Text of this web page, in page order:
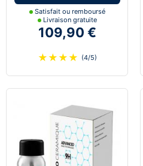
Satisfait ou remboursé
Livraison gratuite
109,90 €
★ ★ ★ ★ (4/5)